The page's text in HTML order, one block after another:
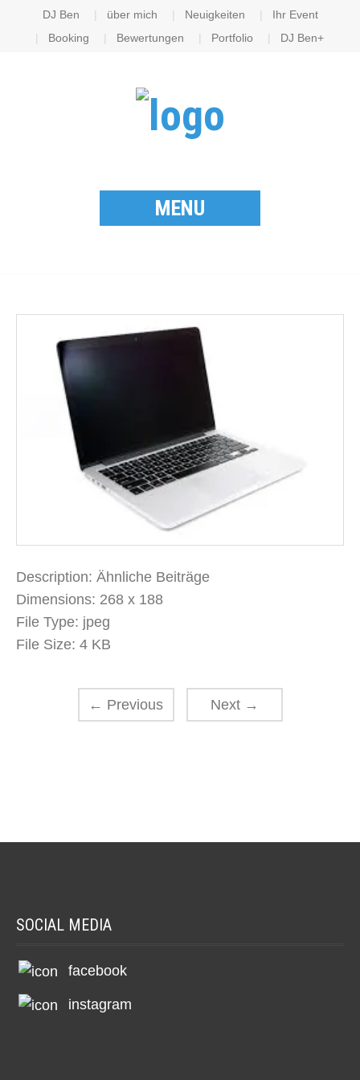
DJ Ben über mich Neuigkeiten
Ihr Event
Booking
Bewertungen Portfolio DJ Ben+
MENU
Description: Ähnliche Beiträge
Dimensions: 268 x 188
File Type: jpeg
File Size: 4 KB
← Previous Next →
SOCIAL MEDIA
facebook
instagram